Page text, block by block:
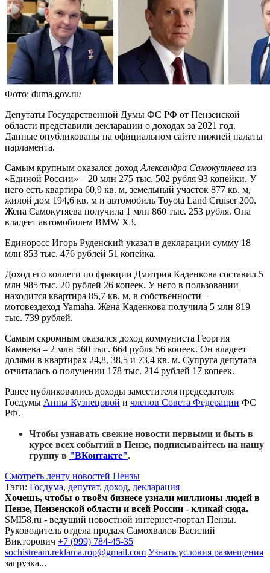
Фото: duma.gov.ru/
Депутаты Государственной Думы ФС РФ от Пензенской
области представили декларации о доходах за 2021 год.
Данные опубликованы на официальном сайте нижней палаты
парламента.
Самым крупным оказался доход Александра Самокутяева из
«Единой России» – 20 млн 275 тыс. 502 рубля 93 копейки. У
него есть квартира 60,9 кв. м, земельный участок 877 кв. м,
жилой дом 194,6 кв. м и автомобиль Toyota Land Cruiser 200.
Жена Самокутяева получила 1 млн 860 тыс. 253 рубля. Она
владеет автомобилем BMW Х3.
Единоросс Игорь Руденский указал в декларации сумму 18
млн 853 тыс. 476 рублей 51 копейка.
Доход его коллеги по фракции Дмитрия Каденкова составил 5
млн 985 тыс. 20 рублей 26 копеек. У него в пользовании
находится квартира 85,7 кв. м, в собственности –
мотовездеход Yamaha. Жена Каденкова получила 5 млн 819
тыс. 739 рублей.
Самым скромным оказался доход коммуниста Георгия
Камнева – 2 млн 560 тыс. 664 рубля 56 копеек. Он владеет
долями в квартирах 24,8, 38,5 и 73,4 кв. м. Супруга депутата
отчиталась о получении 178 тыс. 214 рублей 17 копеек.
Ранее публиковались доходы заместителя председателя
Госдумы Анны Кузнецовой и членов Совета Федерации ФС
РФ.
Чтобы узнавать свежие новости первыми и быть в
курсе всех событий в Пензе, подписывайтесь на нашу
группу в "ВКонтакте".
Смотреть ленту новостей Пензы
Тэги: Госдума, депутат, доход, декларация
Хочешь, чтобы о твоём бизнесе узнали миллионы людей в
Пензе, Пензенской области и всей России - кликай сюда.
SMI58.ru - ведущий новостной интернет-портал Пензы.
Руководитель отдела продаж Самохвалов Василий
Викторович +7 (999) 784-45-35
sochistream.reklama.rop@gmail.com Узнать условия размещения
загрузка...